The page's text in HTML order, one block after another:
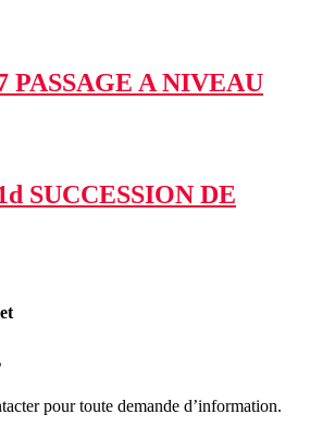
PASSAGE A NIVEAU
SUCCESSION DE
pour toute demande d’information.